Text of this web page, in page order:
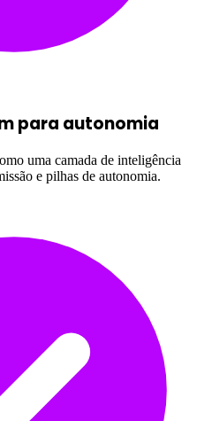
para autonomia
uma camada de inteligência
e pilhas de autonomia.